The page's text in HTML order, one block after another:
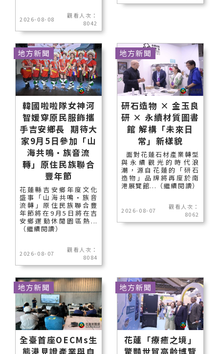
2026-08-08
觀看人次：
8042
韓國啦啦隊女神河
智媛穿原民服飾攜
手吉安鄉長 期待大
家9月5日參加「山
海共鳴•族音流
轉」原住民族聯合
豐年節
花蓮縣吉安鄉年度文化
盛事「山海共鳴•族音
流轉」原住民族聯合豐
年節將在9月5日將在吉
安鄉運動休閒園區熱...
（繼續閱讀）
2026-08-07
觀看人次：
8084
地方新聞
研石造物 × 金玉良
研 × 永續材質圖書
館 解構「未來日
常」新樣貌
面對花蓮石材產業轉型
與永續觀光的時代浪
潮，源自花蓮的「研石
造物」品牌將再度於南
港展覽館...（繼續閱讀）
2026-08-07
觀看人次：
8062
地方新聞
全臺首座OECMs生
態港見證產業與自
地方新聞
花蓮「療癒之境」
驚豔世貿高齡博覽
地方新聞